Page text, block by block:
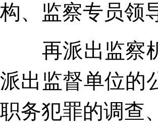
构、监察专员领
再派出监察机
派出监督单位的
职务犯罪的调查